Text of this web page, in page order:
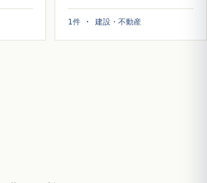
1件 · 建設・不動産